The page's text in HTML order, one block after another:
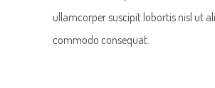
ullamcorper suscipit lobortis nisl ut
commodo consequat.